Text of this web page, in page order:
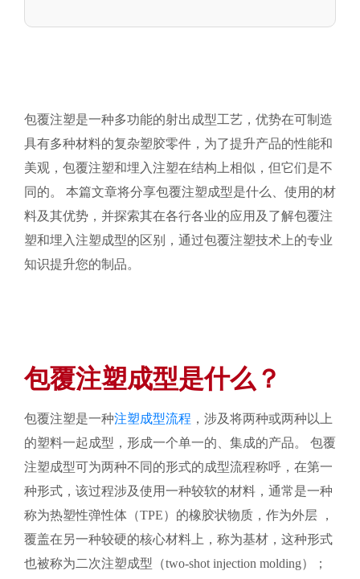
包覆注塑是一种多功能的射出成型工艺，优势在可制造
具有多种材料的复杂塑胶零件，为了提升产品的性能和
美观，包覆注塑和埋入注塑在结构上相似，但它们是不
同的。 本篇文章将分享包覆注塑成型是什么、使用的材
料及其优势，并探索其在各行各业的应用及了解包覆注
塑和埋入注塑成型的区别，通过包覆注塑技术上的专业
知识提升您的制品。
包覆注塑成型是什么？
包覆注塑是一种注塑成型流程 ，涉及将两种或两种以上
的塑料一起成型，形成一个单一的、集成的产品。 包覆
注塑成型可为两种不同的形式的成型流程称呼，在第一
种形式，该过程涉及使用一种较软的材料，通常是一种
称为热塑性弹性体（TPE）的橡胶状物质，作为外层 ，
覆盖在另一种较硬的核心材料上，称为基材，这种形式
也被称为二次注塑成型（two-shot injection molding）；